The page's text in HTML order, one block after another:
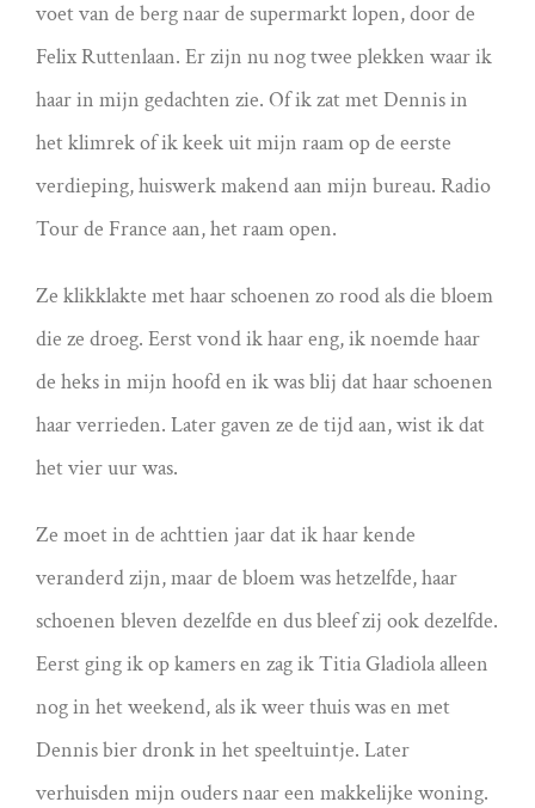
voet van de berg naar de supermarkt lopen, door de
Felix Ruttenlaan. Er zijn nu nog twee plekken waar ik
haar in mijn gedachten zie. Of ik zat met Dennis in
het klimrek of ik keek uit mijn raam op de eerste
verdieping, huiswerk makend aan mijn bureau. Radio
Tour de France aan, het raam open.
Ze klikklakte met haar schoenen zo rood als die bloem
die ze droeg. Eerst vond ik haar eng, ik noemde haar
de heks in mijn hoofd en ik was blij dat haar schoenen
haar verrieden. Later gaven ze de tijd aan, wist ik dat
het vier uur was.
Ze moet in de achttien jaar dat ik haar kende
veranderd zijn, maar de bloem was hetzelfde, haar
schoenen bleven dezelfde en dus bleef zij ook dezelfde.
Eerst ging ik op kamers en zag ik Titia Gladiola alleen
nog in het weekend, als ik weer thuis was en met
Dennis bier dronk in het speeltuintje. Later
verhuisden mijn ouders naar een makkelijke woning.